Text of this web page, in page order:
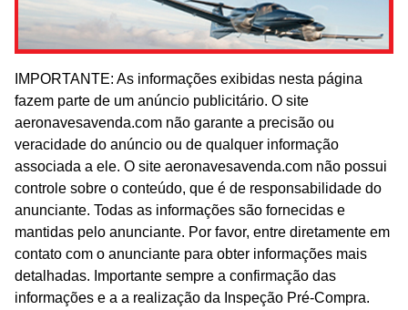
IMPORTANTE: As informações exibidas nesta página
fazem parte de um anúncio publicitário. O site
aeronavesavenda.com não garante a precisão ou
veracidade do anúncio ou de qualquer informação
associada a ele. O site aeronavesavenda.com não possui
controle sobre o conteúdo, que é de responsabilidade do
anunciante. Todas as informações são fornecidas e
mantidas pelo anunciante. Por favor, entre diretamente em
contato com o anunciante para obter informações mais
detalhadas. Importante sempre a confirmação das
informações e a a realização da Inspeção Pré-Compra.